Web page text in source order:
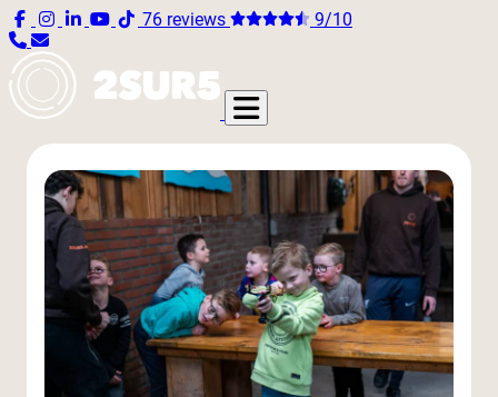
76 reviews 9/10